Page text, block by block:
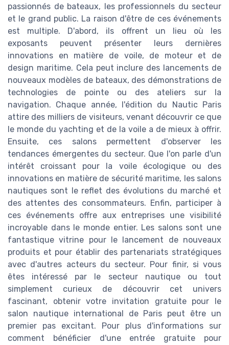
passionnés de bateaux, les professionnels du secteur
et le grand public. La raison d'être de ces événements
est multiple. D'abord, ils offrent un lieu où les
exposants peuvent présenter leurs dernières
innovations en matière de voile, de moteur et de
design maritime. Cela peut inclure des lancements de
nouveaux modèles de bateaux, des démonstrations de
technologies de pointe ou des ateliers sur la
navigation. Chaque année, l'édition du Nautic Paris
attire des milliers de visiteurs, venant découvrir ce que
le monde du yachting et de la voile a de mieux à offrir.
Ensuite, ces salons permettent d'observer les
tendances émergentes du secteur. Que l'on parle d'un
intérêt croissant pour la voile écologique ou des
innovations en matière de sécurité maritime, les salons
nautiques sont le reflet des évolutions du marché et
des attentes des consommateurs. Enfin, participer à
ces événements offre aux entreprises une visibilité
incroyable dans le monde entier. Les salons sont une
fantastique vitrine pour le lancement de nouveaux
produits et pour établir des partenariats stratégiques
avec d'autres acteurs du secteur. Pour finir, si vous
êtes intéressé par le secteur nautique ou tout
simplement curieux de découvrir cet univers
fascinant, obtenir votre invitation gratuite pour le
salon nautique international de Paris peut être un
premier pas excitant. Pour plus d'informations sur
comment bénéficier d'une entrée gratuite pour